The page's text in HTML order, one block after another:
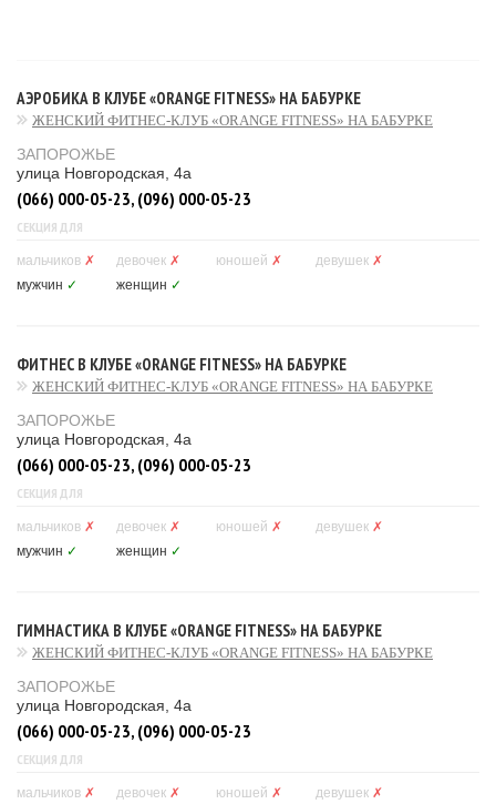
АЭРОБИКА В КЛУБЕ «ORANGE FITNESS» НА БАБУРКЕ
ЖЕНСКИЙ ФИТНЕС-КЛУБ «ORANGE FITNESS» НА БАБУРКЕ
ЗАПОРОЖЬЕ
улица Новгородская, 4а
(066) 000-05-23, (096) 000-05-23
СЕКЦИЯ ДЛЯ
мальчиков ✗ девочек ✗ юношей ✗ девушек ✗
мужчин ✓ женщин ✓
ФИТНЕС В КЛУБЕ «ORANGE FITNESS» НА БАБУРКЕ
ЖЕНСКИЙ ФИТНЕС-КЛУБ «ORANGE FITNESS» НА БАБУРКЕ
ЗАПОРОЖЬЕ
улица Новгородская, 4а
(066) 000-05-23, (096) 000-05-23
СЕКЦИЯ ДЛЯ
мальчиков ✗ девочек ✗ юношей ✗ девушек ✗
мужчин ✓ женщин ✓
ГИМНАСТИКА В КЛУБЕ «ORANGE FITNESS» НА БАБУРКЕ
ЖЕНСКИЙ ФИТНЕС-КЛУБ «ORANGE FITNESS» НА БАБУРКЕ
ЗАПОРОЖЬЕ
улица Новгородская, 4а
(066) 000-05-23, (096) 000-05-23
СЕКЦИЯ ДЛЯ
мальчиков ✗ девочек ✗ юношей ✗ девушек ✗